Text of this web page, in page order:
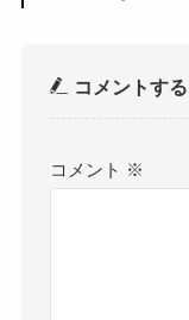
コメントする
コメント ※